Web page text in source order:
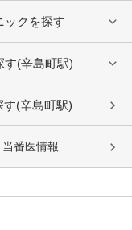
ックを探す
す(辛島町駅)
(辛島町駅)
番医情報